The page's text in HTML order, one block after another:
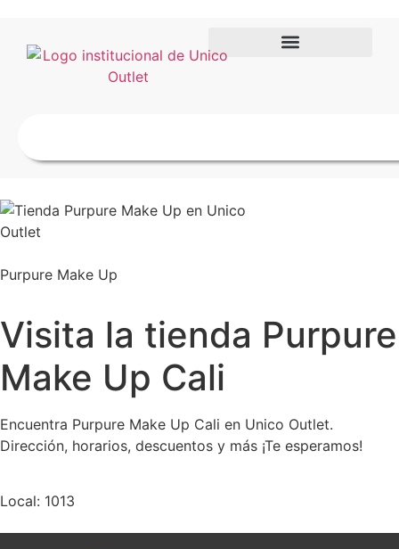
Purpure Make Up
Visita la tienda Purpure
Make Up Cali
Encuentra Purpure Make Up Cali en Unico Outlet.
Dirección, horarios, descuentos y más ¡Te esperamos!
Local: 1013